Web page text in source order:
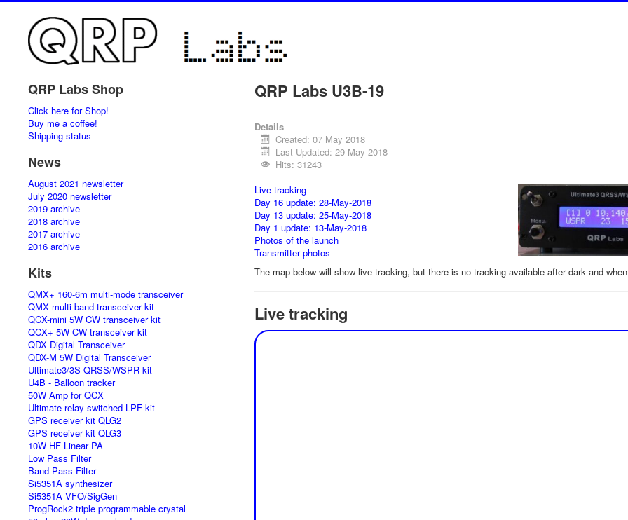
QRP Labs Shop
Click here for Shop!
Buy me a coffee!
Shipping status
News
August 2021 newsletter
July 2020 newsletter
2019 archive
2018 archive
2017 archive
2016 archive
Kits
QMX+ 160-6m multi-mode transceiver
QMX multi-band transceiver kit
QCX-mini 5W CW transceiver kit
QCX+ 5W CW transceiver kit
QDX Digital Transceiver
QDX-M 5W Digital Transceiver
Ultimate3/3S QRSS/WSPR kit
U4B - Balloon tracker
50W Amp for QCX
Ultimate relay-switched LPF kit
GPS receiver kit QLG2
GPS receiver kit QLG3
10W HF Linear PA
Low Pass Filter
Band Pass Filter
Si5351A synthesizer
Si5351A VFO/SigGen
ProgRock2 triple programmable crystal
QRP Labs U3B-19
Details
Created: 07 May 2018
Last Updated: 29 May 2018
Hits: 31243
Live tracking
Day 16 update: 28-May-2018
Day 13 update: 25-May-2018
Day 1 update: 13-May-2018
Photos of the launch
Transmitter photos
The map below will show live tracking, but there is no tracking available after dark and
Live tracking